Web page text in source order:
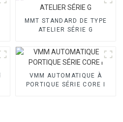
MMT STANDARD DE TYPE
ATELIER SÉRIE G
VMM AUTOMATIQUE À
PORTIQUE SÉRIE CORE I